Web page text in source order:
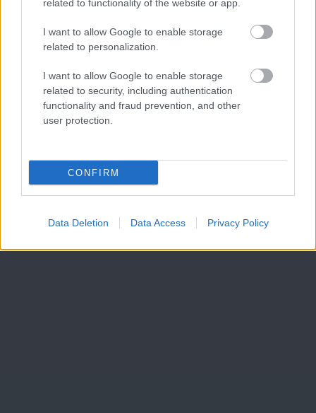
related to functionality of the website or app.
I want to allow Google to enable storage
related to personalization.
I want to allow Google to enable storage
related to security, including authentication
functionality and fraud prevention, and other
user protection.
CONFIRM
Data Deletion Data Access Privacy Policy